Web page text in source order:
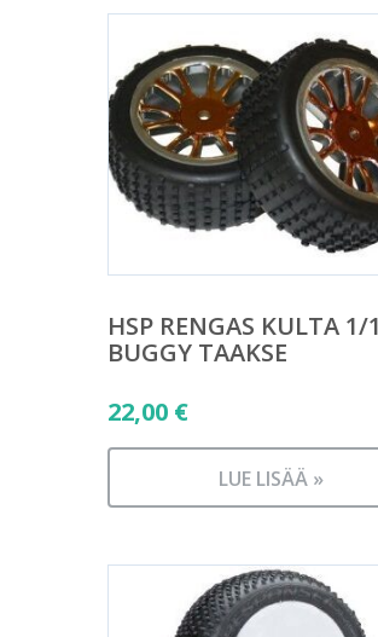
HSP RENGAS KULTA 1/
BUGGY TAAKSE
22,00 €
LUE LISÄÄ »